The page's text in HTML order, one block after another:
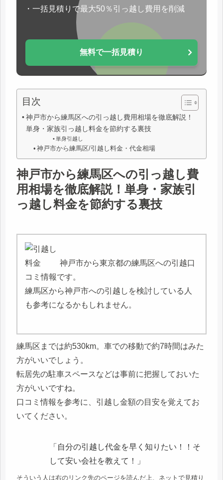
・一括見積りで最大50％引っ越し費用を削減
無料で一括見積り
目次
神戸市から練馬区への引っ越し費用相場を徹底解説！
単身・家族引っ越し料金を節約する裏技
単身引越し
神戸市から練馬区/引越し料金・代金相場
神戸市から練馬区への引っ越し費
用相場を徹底解説！単身・家族引
っ越し料金を節約する裏技
神戸市から東京都の練馬区への引越口
コミ情報です。
練馬区から神戸市への引越しを検討している人
も参考になるかもしれません。
練馬区までは約530km。車での移動で約7時間はみた
方がいいでしょう。
転居先の駐車スペースなどは事前に把握しておいた
方がいいですね。
口コミ情報を参考に、引越し金額の目安を覚えてお
いてください。
「自分の引越し代金を早く知りたい！！そ
して安い会社を教えて！」
そういう人は右のリンク先のページを読んだ上、ネットで見積り